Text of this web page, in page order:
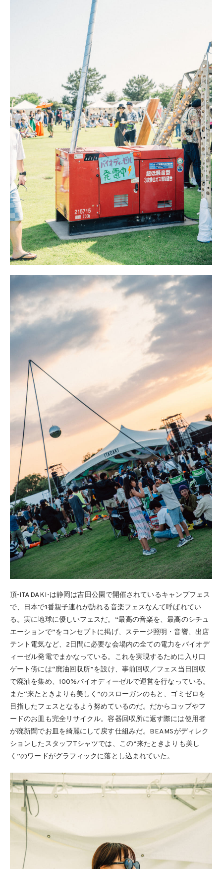
頂-ITADAKI-は静岡は吉田公園で開催されているキャンプフェス
で、日本で1番親子連れが訪れる音楽フェスなんて呼ばれてい
る。実に地球に優しいフェスだ。“最高の音楽を、最高のシチュ
エーションで”をコンセプトに掲げ、ステージ照明・音響、出店
テント電気など、2日間に必要な会場内の全ての電力をバイオデ
ィーゼル発電でまかなっている。これを実現するために入り口
ゲート傍には“廃油回収所”を設け、事前回収／フェス当日回収
で廃油を集め、100%バイオディーゼルで運営を行なっている。
また“来たときよりも美しく”のスローガンのもと、ゴミゼロを
目指したフェスとなるよう努めているのだ。だからコップやフ
ードのお皿も完全リサイクル。容器回収所に返す際には使用者
が廃新聞でお皿を綺麗にして戻す仕組みだ。BEAMSがディレク
ションしたスタッフTシャツでは、この“来たときよりも美し
く”のワードがグラフィックに落とし込まれていた。